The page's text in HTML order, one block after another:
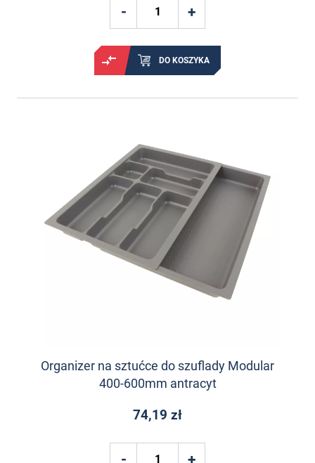
DO KOSZYKA
Organizer na sztućce do szuflady Modular
400-600mm antracyt
74,19 zł